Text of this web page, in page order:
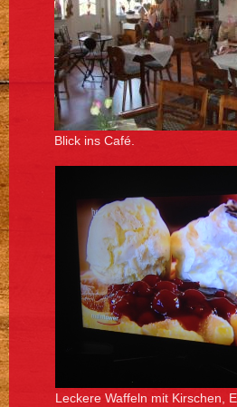
Blick ins Café.
Leckere Waffeln mit Kirschen,